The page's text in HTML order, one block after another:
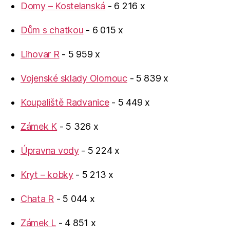
Domy – Kostelanská - 6 216 x
Dům s chatkou - 6 015 x
Lihovar R - 5 959 x
Vojenské sklady Olomouc- 5 839 x
Koupaliště Radvanice- 5 449 x
Zámek K - 5 326 x
Úpravna vody- 5 224 x
Kryt – kobky- 5 213 x
Chata R - 5 044 x
Zámek L - 4 851 x